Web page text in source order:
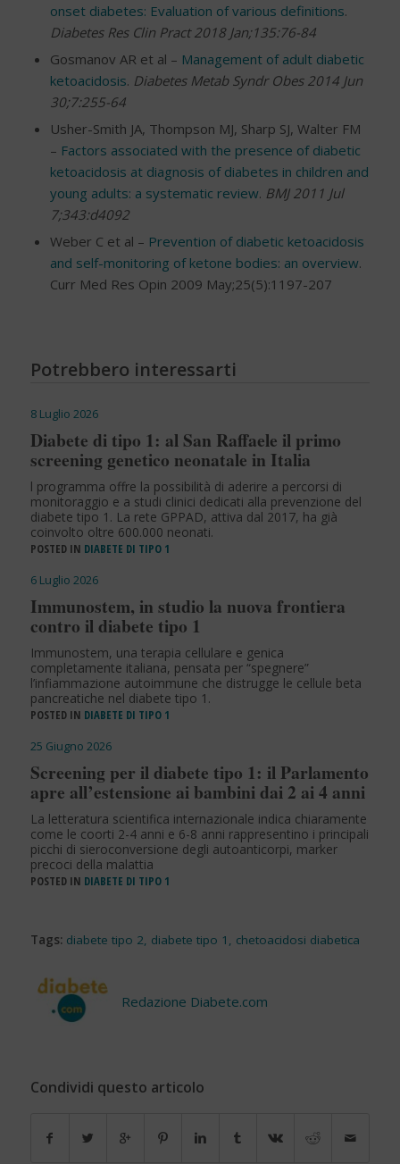
onset diabetes: Evaluation of various definitions.
Diabetes Res Clin Pract 2018 Jan;135:76-84
Gosmanov AR et al – Management of adult diabetic
ketoacidosis. Diabetes Metab Syndr Obes 2014 Jun
30;7:255-64
Usher-Smith JA, Thompson MJ, Sharp SJ, Walter FM
– Factors associated with the presence of diabetic
ketoacidosis at diagnosis of diabetes in children and
young adults: a systematic review. BMJ 2011 Jul
7;343:d4092
Weber C et al – Prevention of diabetic ketoacidosis
and self-monitoring of ketone bodies: an overview.
Curr Med Res Opin 2009 May;25(5):1197-207
Potrebbero interessarti
8 Luglio 2026
Diabete di tipo 1: al San Raffaele il primo
screening genetico neonatale in Italia
l programma offre la possibilità di aderire a percorsi di
monitoraggio e a studi clinici dedicati alla prevenzione del
diabete tipo 1. La rete GPPAD, attiva dal 2017, ha già
coinvolto oltre 600.000 neonati.
POSTED IN DIABETE DI TIPO 1
6 Luglio 2026
Immunostem, in studio la nuova frontiera
contro il diabete tipo 1
Immunostem, una terapia cellulare e genica
completamente italiana, pensata per “spegnere”
l’infiammazione autoimmune che distrugge le cellule beta
pancreatiche nel diabete tipo 1.
POSTED IN DIABETE DI TIPO 1
25 Giugno 2026
Screening per il diabete tipo 1: il Parlamento
apre all’estensione ai bambini dai 2 ai 4 anni
La letteratura scientifica internazionale indica chiaramente
come le coorti 2-4 anni e 6-8 anni rappresentino i principali
picchi di sieroconversione degli autoanticorpi, marker
precoci della malattia
POSTED IN DIABETE DI TIPO 1
Tags: diabete tipo 2 diabete tipo 1 chetoacidosi diabetica
Redazione Diabete.com
Condividi questo articolo